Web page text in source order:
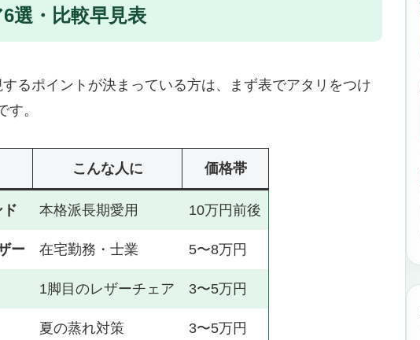
チェア
ア
方
くない方
くある質問
？
選・比較早見表
るポイントが決まっている方は、まず表でアタリをつけ
。
こんな人に 価格帯
本格派長期愛用 10万円前後
ー 在宅勤務・士業 5〜8万円
1脚目のレザーチェア 3〜5万円
夏の蒸れ対策 3〜5万円